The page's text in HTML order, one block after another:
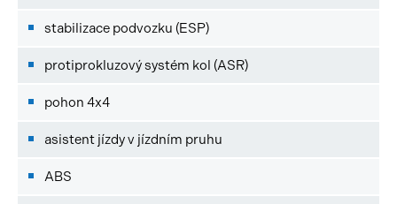
stabilizace podvozku (ESP)
protiprokluzový systém kol (ASR)
pohon 4x4
asistent jízdy v jízdním pruhu
ABS